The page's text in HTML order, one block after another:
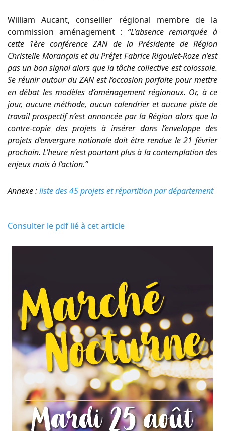
William Aucant, conseiller régional membre de la
commission aménagement : “L’absence remarquée à
cette 1ère conférence ZAN de la Présidente de Région
Christelle Morançais et du Préfet Fabrice Rigoulet-Roze n’est
pas un bon signal alors que la tâche collective est colossale.
Se réunir autour du ZAN est l’occasion parfaite pour mettre
en débat les modèles d’aménagement régionaux. Or, à ce
jour, aucune méthode, aucun calendrier et aucune piste de
travail prospectif n’est annoncée par la Région alors que la
contre-copie des projets à insérer dans l’enveloppe des
projets d’envergure nationale doit être rendue le 21 février
prochain. L’heure n’est pourtant plus à la contemplation des
enjeux mais à l’action.”
Annexe :liste des 45 projets et répartition par département
Consulter le pdf lié à cet article